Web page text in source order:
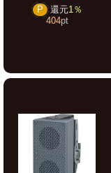
P 還元1％
404pt